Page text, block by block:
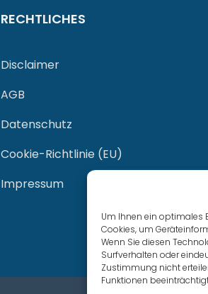
Um Ihnen ein optimales
Cookies, um
Wenn Sie diesen
Surfverhalten oder
Zustimmung nicht
Funktionen
RECHTLICHES
Disclaimer
AGB
Datenschutz
Cookie-Richtlinie (EU)
Impressum